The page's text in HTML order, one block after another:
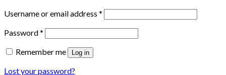
Username or email address *
Password*
Remember me
Log in
Lost your password?